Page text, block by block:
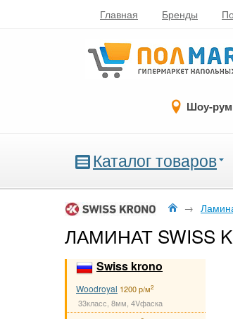
Главная Бренды
Шоу-
Каталог товаров
→
ЛАМИНАТ SWISS
Swiss krono
Woodroyal 1200 р/м2
33класс, 8мм, 4Vфаска